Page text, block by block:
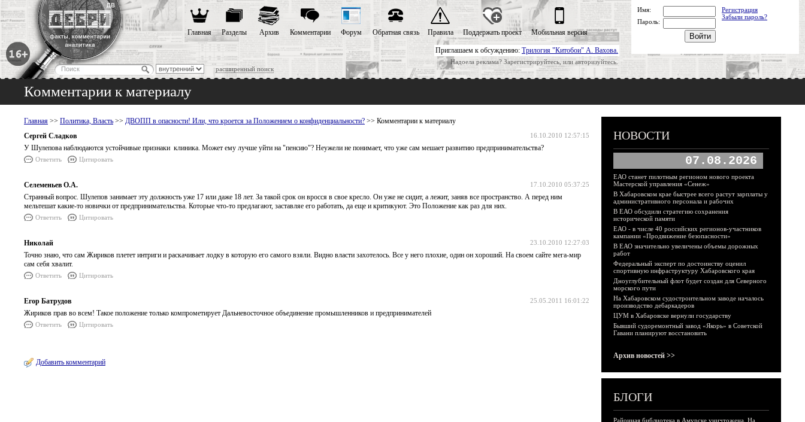
Приглашаем к обсуждению: Трилогия "Китобои" А. Вахова.
Надоела реклама? Зарегистрируйтесь, или авторизуйтесь.
расширенный поиск
Главная Разделы Архив Комментарии Форум Обратная связь Правила Поддержать проект Мобильная версия
Имя:
Регистрация
Забыли пароль?
Пароль:
Комментарии к материалу
Главная >> Политика, Власть >> ДВОПП в опасности! Или, что кроется за Положением о конфиденциальности? >> Комментарии к материалу
16.10.2010 12:57:15
Сергей Сладков
У Шулепова наблюдаются устойчивые признаки клиника. Может ему лучше уйти на "пенсию"? Неужели не понимает, что уже сам мешает развитию предпринимательства?
Ответить Цитировать
17.10.2010 05:37:25
Селеменьев О.А.
Странный вопрос. Шулепов занимает эту должность уже 17 или даже 18 лет. За такой срок он вросся в свое кресло. Он уже не сидит, а лежит, заняв все пространство. А перед ним
мельтешат какие-то новички от предпринимательства. Которые что-то предлагают, заставляе его работать, да еще и критикуют. Это Положение как раз для них.
Ответить Цитировать
23.10.2010 12:27:03
Николай
Точно знаю, что сам Жириков плетет интриги и раскачивает лодку в которую его самого взяли. Видно власти захотелось. Все у него плохие, один он хороший. На своем сайте мега-мир
сам себя хвалит.
Ответить Цитировать
25.05.2011 16:01:22
Егор Батрудов
Жириков прав во всем! Такое положение только компрометирует Дальневосточное объединение промышленников и предпринимателей
Ответить Цитировать
Добавить комментарий
НОВОСТИ
07.08.2026
ЕАО станет пилотным регионом нового проекта
Мастерской управления «Сенеж»
В Хабаровском крае быстрее всего растут зарплаты у
административного персонала и рабочих
В ЕАО обсудили стратегию сохранения
исторической памяти
ЕАО - в числе 40 российских регионов-участников
кампании «Продвижение безопасности»
В ЕАО значительно увеличены объемы дорожных
работ
Федеральный эксперт по достоинству оценил
спортивную инфраструктуру Хабаровского края
Дноуглубительный флот будет создан для Северного
морского пути
На Хабаровском судостроительном заводе началось
производство дебаркадеров
ЦУМ в Хабаровске вернули государству
Бывший судоремонтный завод «Якорь» в Советской
Гавани планируют восстановить
Архив новостей >>
БЛОГИ
Районная библиотека в Амурске уничтожена. На